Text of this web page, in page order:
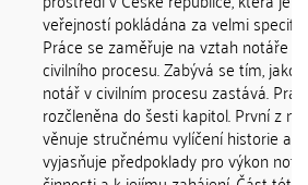
veřejností pokládána za velmi
Práce se zaměřuje na vztah notáře a
civilního procesu. Zabývá se tím,
notář v civilním procesu zastává.
rozčleněna do šesti kapitol. První z
věnuje stručnému vylíčení historie a
vyjasňuje předpoklady pro výkon